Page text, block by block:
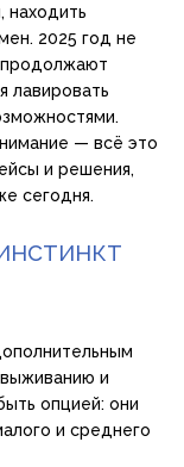
находить
2025 год не
продолжают
лавировать
— всё это
и решения,
сегодня.
и
опцией: они
и среднего